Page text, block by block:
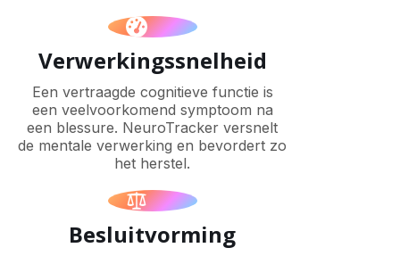
Verwerkingssnelheid
Een vertraagde cognitieve functie is
een veelvoorkomend symptoom na
een blessure. NeuroTracker versnelt
de mentale verwerking en bevordert zo
het herstel.
Besluitvorming